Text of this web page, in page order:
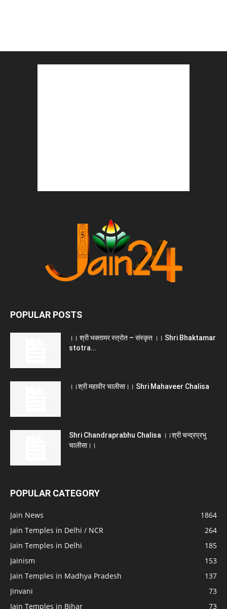
POPULAR POSTS
।। श्री भक्तामर स्त्रोत – संस्कृत ।। Shri Bhaktamar
stotra...
।।श्री महावीर चालीसा।। Shri Mahaveer Chalisa
Shri Chandraprabhu Chalisa ।।श्री चन्द्रप्रभु
चालीसा।।
POPULAR CATEGORY
Jain News
1864
Jain Temples in Delhi / NCR
264
Jain Temples in Delhi
185
Jainism
153
Jain Temples in Madhya Pradesh
137
Jinvani
73
Jain Temples in Bihar
73